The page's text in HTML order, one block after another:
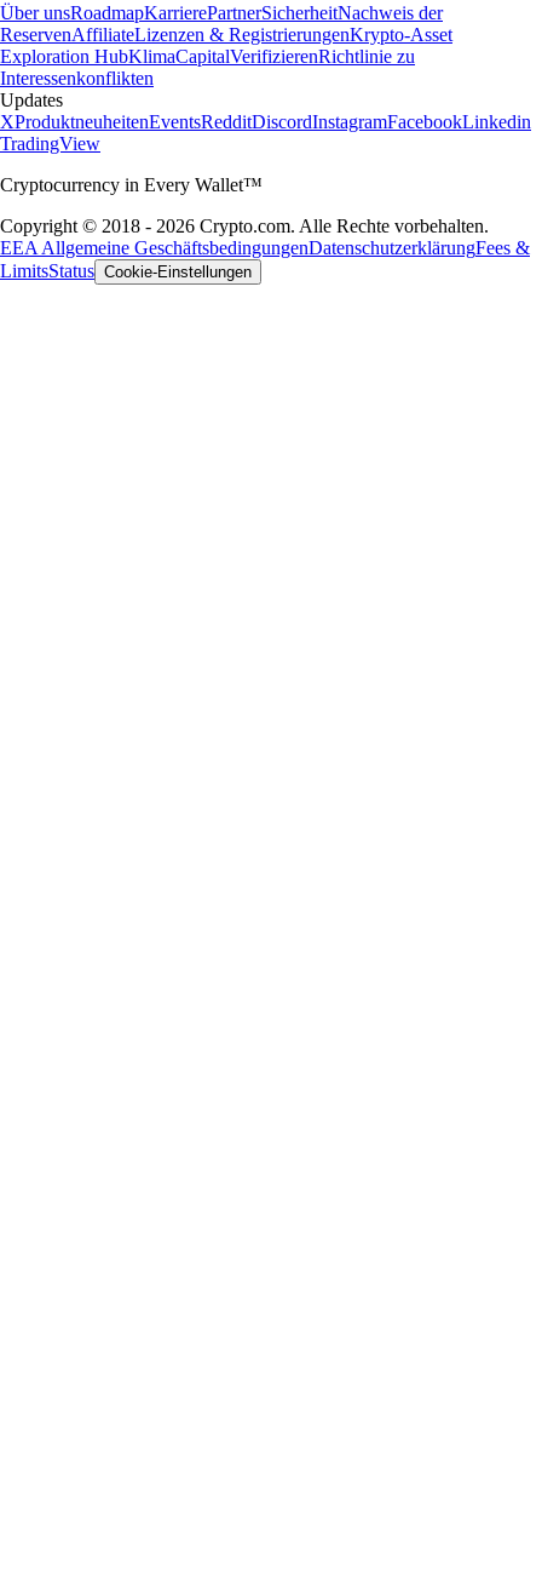
Über unsRoadmapKarrierePartnerSicherheitNachweis der
ReservenAffiliateLizenzen & RegistrierungenKrypto-Asset
Exploration HubKlimaCapitalVerifizierenRichtlinie zu
Interessenkonflikten
Updates
XProduktneuheitenEventsRedditDiscordInstagramFacebookLinkedin
TradingView
Cryptocurrency in Every Wallet™
Copyright © 2018 - 2026 Crypto.com. Alle Rechte vorbehalten.
EEA Allgemeine GeschäftsbedingungenDatenschutzerklärungFees &
LimitsStatus Cookie-Einstellungen